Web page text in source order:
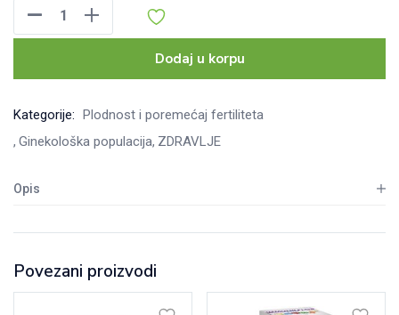
CreativePro
Women
žene)
30kom
količina
Dodaj u korpu
Kategorije: Plodnost i poremećaj fertiliteta
Ginekološka populacija ZDRAVLJE
Opis
Povezani proizvodi